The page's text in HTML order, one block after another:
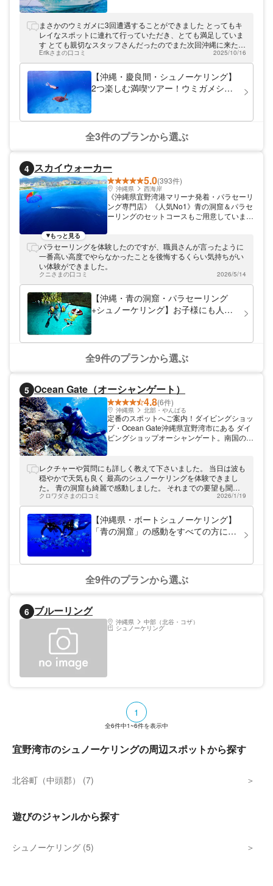
貸切ボートでのんびり自分達だけの時間を過
ごすことも可能ですよ。シュノーケルやダイ
ビングで、地上では絶対に味わえない快感を
得られます。初心者・経験者問わず、非日常
を味わいにお越しください♪
まさかのウミガメに3回遭遇することができました とってもキ
レイなスポットに連れて行っていただき、とても満足していま
す とても親切なスタッフさんだったのでまた次回沖縄に来た時
は是非こちらを利用させていただきたいです
Erikさまの口コミ 2025/10/16
【沖縄・慶良間・シュノーケリング】
2つ楽しむ満喫ツアー！ウミガメシュ
全3件のプランから選ぶ
4 スカイウォーカー
5.0(393件)
沖縄県 西海岸
《沖縄県宜野湾港マリーナ発着・パラセーリ
ング専門店》《人気No1》青の洞窟＆パラセ
ーリングのセットコースもご用意していま
ラセーリングフライト証明書」を発行。思い
出を形に残すことができます！
もっと見る
パラセーリングを体験したのですが、職員さんが言ったように
一番高い高度でやらなかったことを後悔するくらい気持ちがい
い体験ができました。
クニさまの口コミ 2026/5/14
【沖縄・青の洞窟・パラセーリング
+シュノーケリング】お子様にも人
全9件のプランから選ぶ
5 Ocean Gate（オーシャンゲート）
4.8(6件)
沖縄県 北部・やんばる
定番のスポットへご案内！ダイビングショッ
プ・Ocean Gate沖縄県宜野湾市にある ダイ
ビングショップオーシャンゲート。南国の綺
どりのサカナたちと戯れることができます
よ。沖縄の定番スポット、青の洞窟にもご案
内します。
レクチャーや質問にも詳しく教えて下さいました。 当日は波も
穏やかで天気も良く 最高のシュノーケリングを体験できまし
た。 青の洞窟も綺麗で感動しました。 それまでの要望も聞い
ていただいて 満足です。 ありがとうございました。
クロワダさまの口コミ 2026/1/19
【沖縄県・ボートシュノーケリング】
「青の洞窟」の感動をすべての方に！
全9件のプランから選ぶ
6 ブルーリング
沖縄県 中部（北谷・コザ）
シュノーケリング
1
全6件中1~6件を表示中
宜野湾市のシュノーケリングの周辺スポットから探す
北谷町（中頭郡） (7)
遊びのジャンルから探す
シュノーケリング (5)